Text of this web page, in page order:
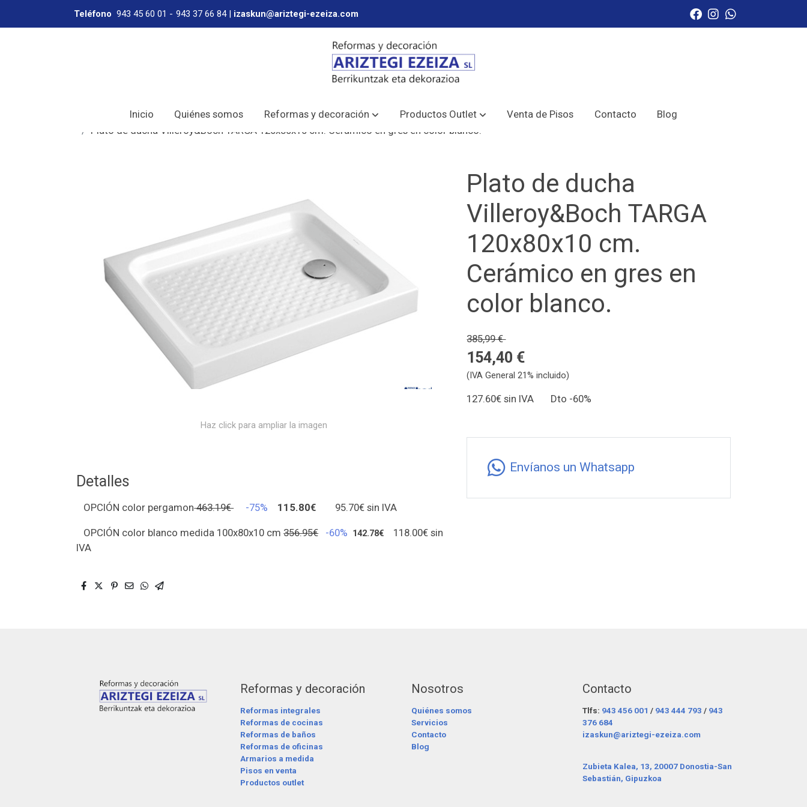
Teléfono 943 45 60 01 - 943 37 66 84 | izaskun@ariztegi-ezeiza.com
Inicio Quiénes somos Reformas y decoración Productos Outlet Venta de Pisos Contacto
Blog
Plato de ducha Villeroy&Boch TARGA 120x80x10 cm. Cerámico en gres en color blanco.
Haz click para ampliar la imagen
Detalles
OPCIÓN color pergamon463.19€ -75% 115.80€ 95.70€ sin IVA
OPCIÓN color blanco medida 100x80x10 cm356.95€ -60% 142.78€ 118.00€ sin
IVA
Plato de ducha
Villeroy&Boch TARGA
120x80x10 cm.
Cerámico en gres en
color blanco.
385,99 €
154,40 €
(IVA General 21% incluido)
127.60€ sin IVA Dto -60%
Envíanos un Whatsapp
Reformas y decoración
Reformas integrales
Reformas de cocinas
Reformas de baños
Reformas de oficinas
Armarios a medida
Pisos en venta
Productos outlet
Nosotros
Quiénes somos
Servicios
Contacto
Blog
Contacto
Tlfs: 943 456 001 / 943 444 793 / 943
376 684
izaskun@ariztegi-ezeiza.com
Zubieta Kalea, 13, 20007 Donostia-San
Sebastián, Gipuzkoa